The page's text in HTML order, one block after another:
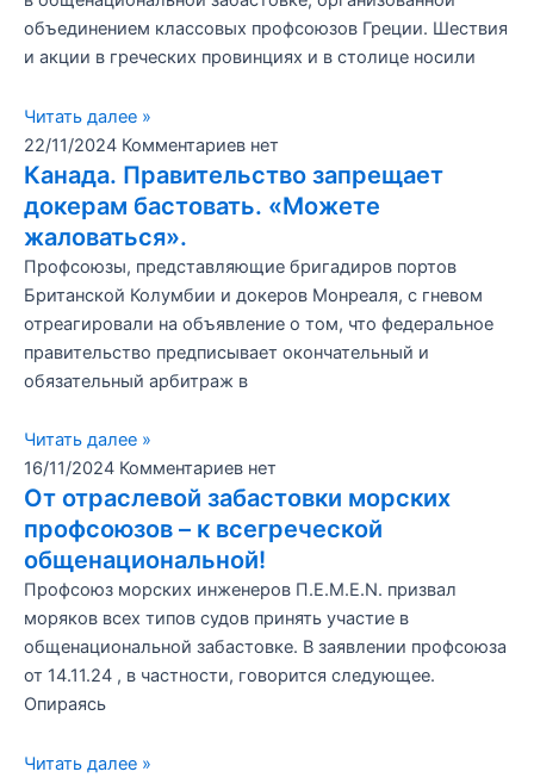
объединением классовых профсоюзов Греции. Шествия
и акции в греческих провинциях и в столице носили
Читать далее »
22/11/2024 Комментариев нет
Канада. Правительство запрещает
докерам бастовать. «Можете
жаловаться».
Профсоюзы, представляющие бригадиров портов
Британской Колумбии и докеров Монреаля, с гневом
отреагировали на объявление о том, что федеральное
правительство предписывает окончательный и
обязательный арбитраж в
Читать далее »
16/11/2024 Комментариев нет
От отраслевой забастовки морских
профсоюзов – к всегреческой
общенациональной!
Профсоюз морских инженеров П.Е.М.Е.N. призвал
моряков всех типов судов принять участие в
общенациональной забастовке. В заявлении профсоюза
от 14.11.24 , в частности, говорится следующее.
Опираясь
Читать далее »